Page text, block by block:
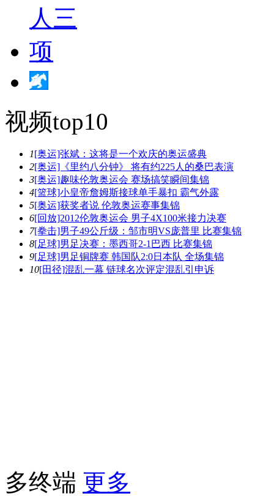
视频top10
1[奥运]张斌：这将是一个欢庆的奥运盛典
2[奥运]《里约八分钟》 将有约225人的桑巴表演
3[奥运]趣味伦敦奥运会 赛场搞笑瞬间集锦
4[篮球]小皇帝詹姆斯接球单手暴扣 霸气外露
5[奥运]获奖者说 伦敦奥运赛事集锦
6[回放]2012伦敦奥运会 男子4X100米接力决赛
7[拳击]男子49公斤级：邹市明VS庞普里 比赛集锦
8[足球]男足决赛：墨西哥2-1巴西 比赛集锦
9[足球]男足铜牌赛 韩国队2:0日本队 全场集锦
10[田径]混乱一幕 链球名次评定混乱引申诉
多终端 更多